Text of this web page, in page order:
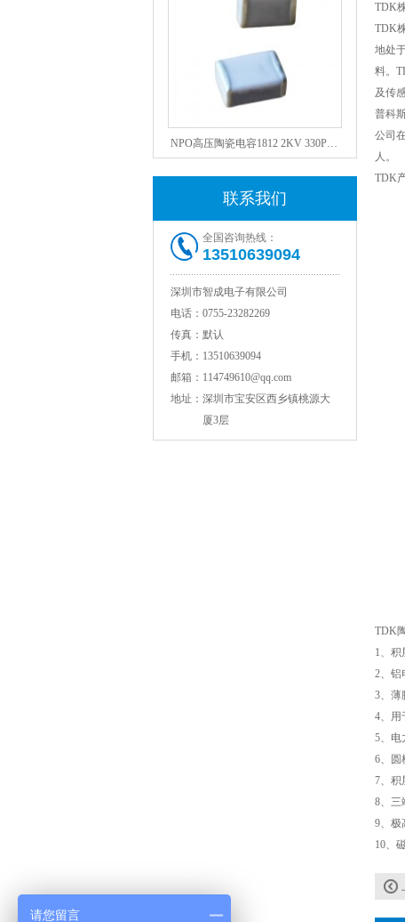
NPO高压陶瓷电容1812 2KV 330PF 5%精度
联系我们
全国咨询热线：
13510639094
深圳市智成电子有限公司
电话： 0755-23282269
传真： 默认
手机： 13510639094
邮箱： 114749610@qq.com
地址： 深圳市宝安区西乡镇桃源大
厦3层
TDK
TDK
地处
料。
及传
普科
公司
人。
TDK
TDK
1、积
2、铝
3、薄
4、用
5、电
6、圆
7、积
8、三
9、极
10、
请您留言